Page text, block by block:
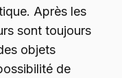
Après les
sont toujours
objets
de